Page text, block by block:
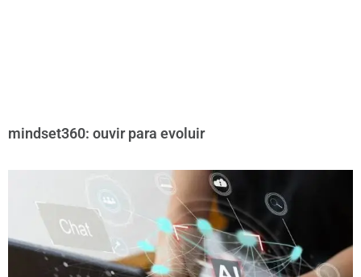
mindset360: ouvir para evoluir